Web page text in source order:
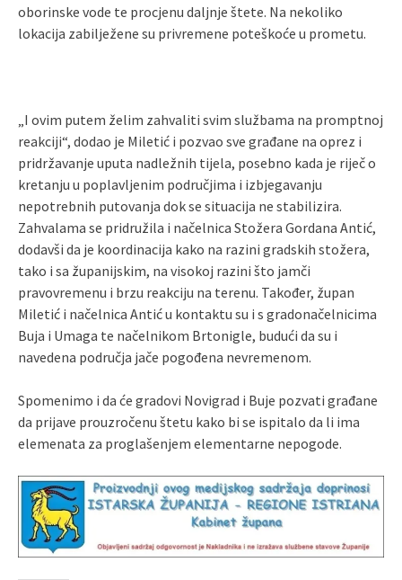
oborinske vode te procjenu daljnje štete. Na nekoliko
lokacija zabilježene su privremene poteškoće u prometu.
„I ovim putem želim zahvaliti svim službama na promptnoj
reakciji“, dodao je Miletić i pozvao sve građane na oprez i
pridržavanje uputa nadležnih tijela, posebno kada je riječ o
kretanju u poplavljenim područjima i izbjegavanju
nepotrebnih putovanja dok se situacija ne stabilizira.
Zahvalama se pridružila i načelnica Stožera Gordana Antić,
dodavši da je koordinacija kako na razini gradskih stožera,
tako i sa županijskim, na visokoj razini što jamči
pravovremenu i brzu reakciju na terenu. Također, župan
Miletić i načelnica Antić u kontaktu su i s gradonačelnicima
Buja i Umaga te načelnikom Brtonigle, budući da su i
navedena područja jače pogođena nevremenom.
Spomenimo i da će gradovi Novigrad i Buje pozvati građane
da prijave prouzročenu štetu kako bi se ispitalo da li ima
elemenata za proglašenjem elementarne nepogode.